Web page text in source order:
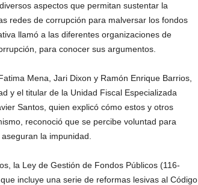
aspectos que permitan sustentar la
redes de corrupción para malversar los fondos
llamó a las diferentes organizaciones de
para conocer sus argumentos.
Mena, Jari Dixon y Ramón Enrique Barrios,
y el titular de la Unidad Fiscal Especializada
Santos, quien explicó cómo estos y otros
reconoció que se percibe voluntad para
la impunidad.
la Ley de Gestión de Fondos Públicos (116-
incluye una serie de reformas lesivas al Código